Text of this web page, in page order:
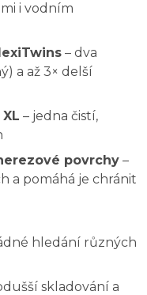
i vodním
– dva
a až 3× delší
– jedna čistí,
povrchy –
a pomáhá je chránit
hledání různých
skladování a